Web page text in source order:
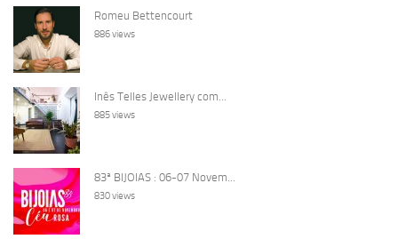
Romeu Bettencourt
886 views
Inês Telles Jewellery com...
885 views
83ª BIJOIAS : 06-07 Novem...
830 views